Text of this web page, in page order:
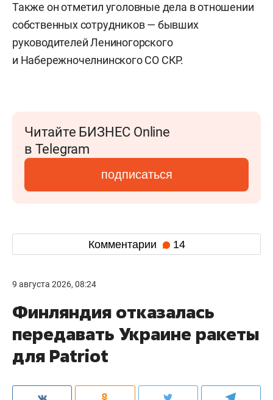
Также он отметил уголовные дела в отношении
собственных сотрудников — бывших
руководителей Лениногорского
и Набережночелнинского СО СКР.
Читайте БИЗНЕС Online
в Telegram
подписаться
Комментарии 14
9 августа 2026, 08:24
Финляндия отказалась
передавать Украине ракеты
для Patriot